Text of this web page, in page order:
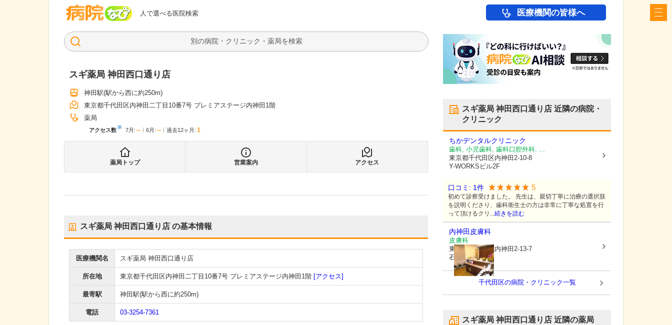
人で選べる医院検索
病院なび 医療機関の皆様へ
検索
スギ薬局 神田西口通り店
神田駅(駅から西に約250m)
東京都千代田区内神田二丁目10番7号 プレミアステージ内神田1階
薬局
アクセス数※ 7月 : -- 6月 : -- 過去12ヶ月: 1
薬局トップ 営業案内 アクセス
スギ薬局 神田西口通り店 の基本情報
医療機関名 スギ薬局 神田西口通り店
所在地 東京都千代田区内神田二丁目10番7号 プレミアステージ内神田1階 [アクセス]
最寄駅 神田駅(駅から西に約250m)
電話 03-3254-7361
スギ薬局 神田西口通り店 近隣の病院・
クリニック
ちかデンタルクリニック
歯科, 小児歯科, 歯科口腔外科, ...
東京都千代田区内神田2-10-8
Y-WORKSビル2F
口コミ: 1件 5
初めて診察受けました。 先生は、親切丁寧に治療の選択肢
を説明くださり、歯科衛生士の方は非常に丁寧な処置を行
って頂けるクリ...続きを読む
内神田皮膚科
皮膚科
東京都千代田区内神田2-13-7
石原ビル1階
千代田区の病院・クリニック一覧
スギ薬局 神田西口通り店 近隣の薬局